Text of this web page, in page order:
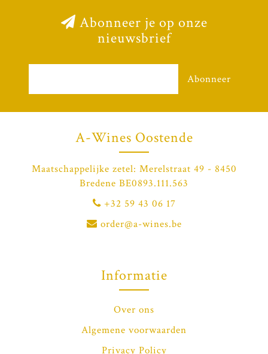
Abonneer je op onze
nieuwsbrief
Abonneer
A-Wines Oostende
Maatschappelijke zetel: Merelstraat 49 - 8450
Bredene BE0893.111.563
+32 59 43 06 17
order@a-wines.be
Informatie
Over ons
Algemene voorwaarden
Privacy Policy